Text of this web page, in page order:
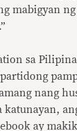
mabigyan ng
sa
nang
katunayan,
ay